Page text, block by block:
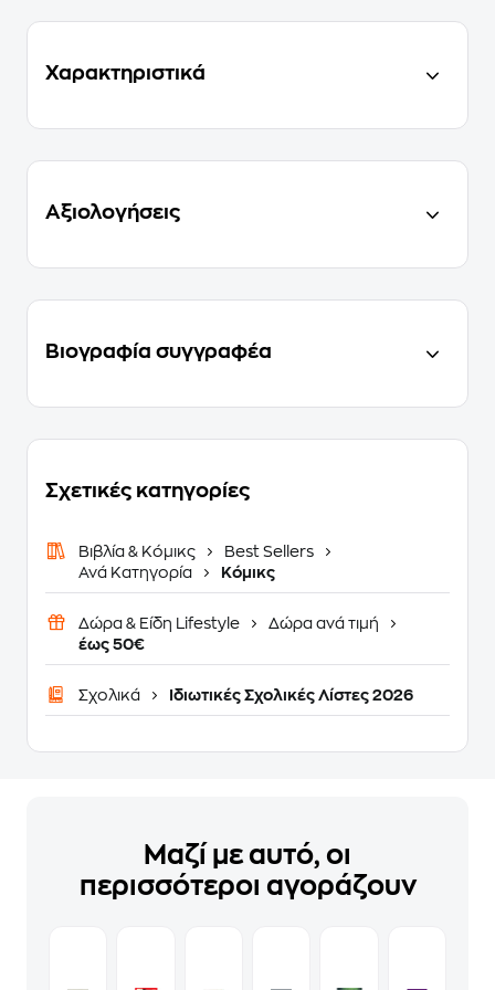
Χαρακτηριστικά
Αξιολογήσεις
Βιογραφία συγγραφέα
Σχετικές κατηγορίες
Βιβλία & Κόμικς
Best Sellers
Ανά Κατηγορία
Κόμικς
Δώρα & Είδη Lifestyle
Δώρα ανά τιμή
έως 50€
Σχολικά Ιδιωτικές Σχολικές Λίστες 2026
Μαζί με αυτό, οι
περισσότεροι αγοράζουν